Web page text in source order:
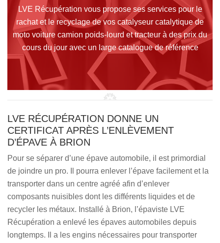
LVE Récupération vous propose ses services pour le
rachat et le recyclage de vos catalyseur catalytique de
moto voiture camion poids-lourd et tracteur à des prix du
cours du jour avec un large catalogue de référence
LVE RÉCUPÉRATION DONNE UN
CERTIFICAT APRÈS L’ENLÈVEMENT
D’ÉPAVE À BRION
Pour se séparer d’une épave automobile, il est primordial
de joindre un pro. Il pourra enlever l’épave facilement et la
transporter dans un centre agréé afin d’enlever
composants nuisibles dont les différents liquides et de
recycler les métaux. Installé à Brion, l’épaviste LVE
Récupération a enlevé les épaves automobiles depuis
longtemps. Il a les engins nécessaires pour transporter